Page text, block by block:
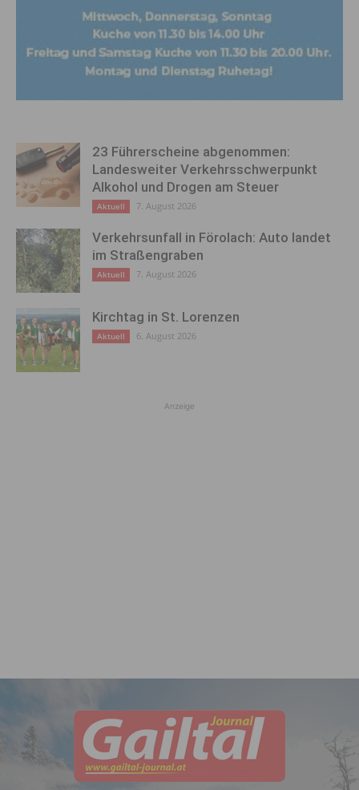
23 Führerscheine abgenommen:
Landesweiter Verkehrsschwerpunkt
Alkohol und Drogen am Steuer
Aktuell 7. August 2026
Verkehrsunfall in Förolach: Auto landet
im Straßengraben
Aktuell 7. August 2026
Kirchtag in St. Lorenzen
Aktuell 6. August 2026
Anzeige